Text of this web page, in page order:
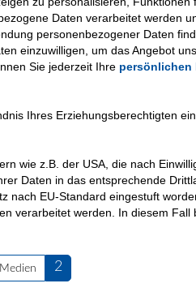
Arbeiten bei VKKJ
Daten verarbeitet werden
personenbezogener Daten
einzuwilligen, um das Angebot
Sie jederzeit Ihre persönlichen
Ihres Erziehungsberechtigten
wie z.B. der USA, die nach
Daten in das entsprechende
nach EU-Standard eingestuft
verarbeitet werden. In diesem Fall
2